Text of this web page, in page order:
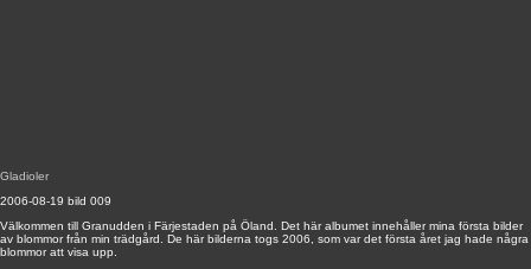
Gladioler
2006-08-19 bild 009
Välkommen till Granudden i Färjestaden på Öland. Det här albumet innehåller mina första bilder
av blommor från min trädgård. De här bilderna togs 2006, som var det första året jag hade några
blommor att visa upp.